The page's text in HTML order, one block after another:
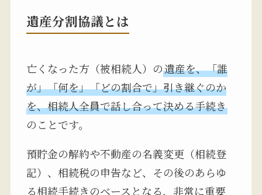
遺産分割協議とは
亡くなった方（被相続人）の遺産を、「誰
が」「何を」「どの割合で」引き継ぐのか
を、相続人全員で話し合って決める手続き
のことです。
預貯金の解約や不動産の名義変更（相続登
記）、相続税の申告など、その後のあらゆ
る相続手続きのベースとなる、非常に重要